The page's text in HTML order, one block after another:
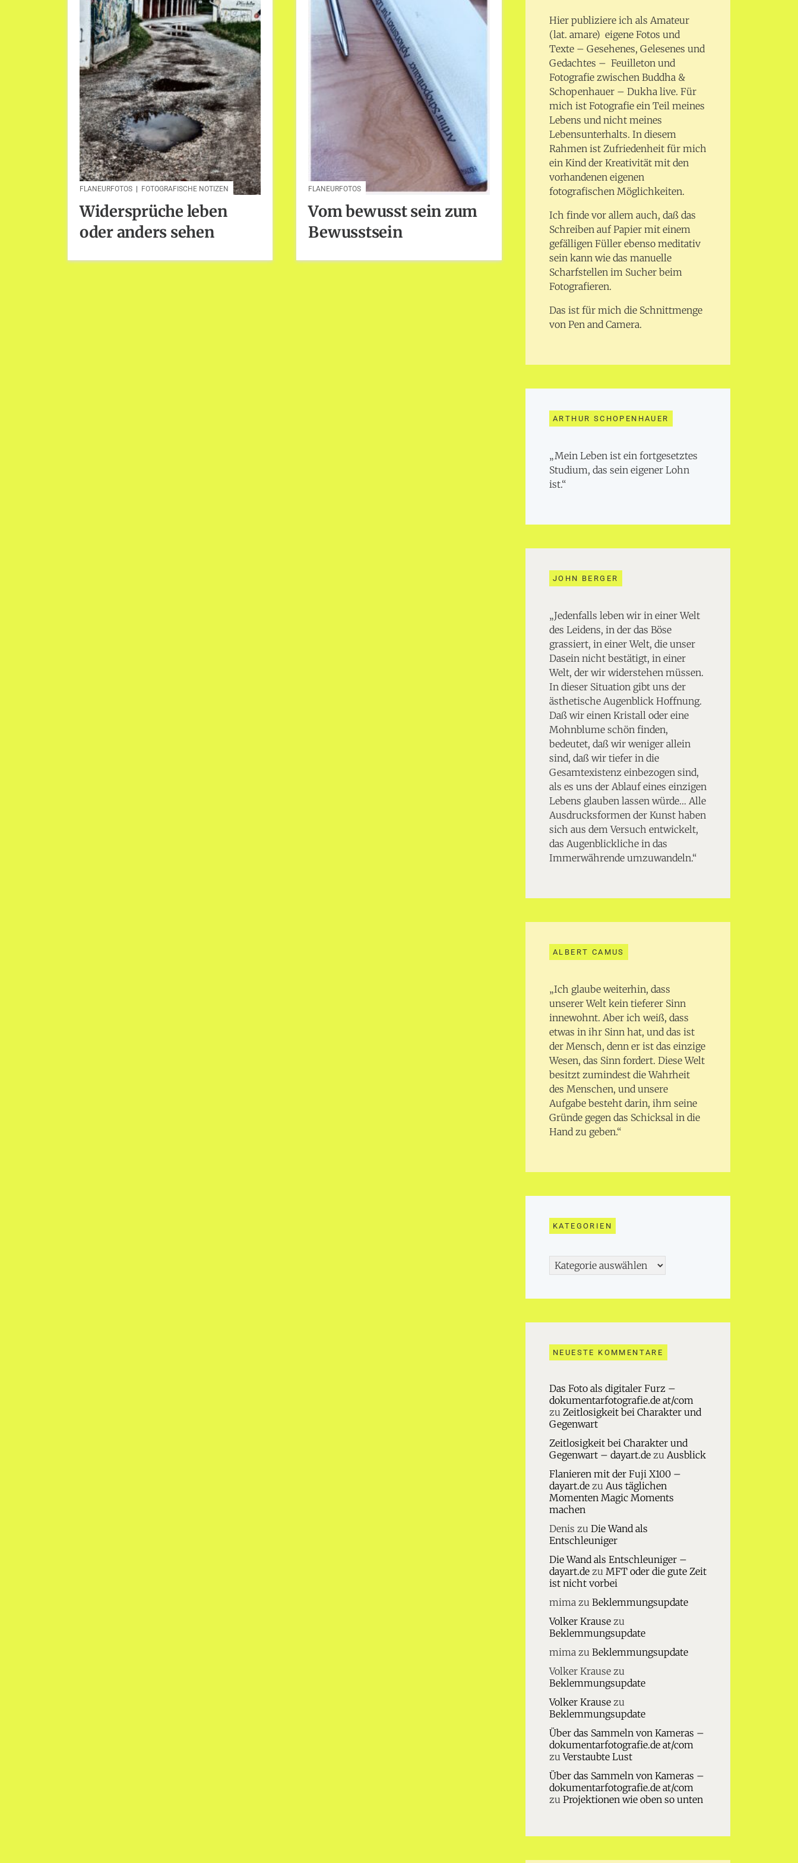
FLANEURFOTOS FOTOGRAFISCHE NOTIZEN
Widersprüche leben
oder anders sehen
FLANEURFOTOS
Vom bewusst sein zum
Bewusstsein
Hier publiziere ich als Amateur
(lat. amare) eigene Fotos und
Texte – Gesehenes, Gelesenes und
Gedachtes – Feuilleton und
Fotografie zwischen Buddha &
Schopenhauer – Dukha live. Für
mich ist Fotografie ein Teil meines
Lebens und nicht meines
Lebensunterhalts. In diesem
Rahmen ist Zufriedenheit für mich
ein Kind der Kreativität mit den
vorhandenen eigenen
fotografischen Möglichkeiten.
Ich finde vor allem auch, daß das
Schreiben auf Papier mit einem
gefälligen Füller ebenso meditativ
sein kann wie das manuelle
Scharfstellen im Sucher beim
Fotografieren.
Das ist für mich die Schnittmenge
von Pen and Camera.
ARTHUR SCHOPENHAUER
„Mein Leben ist ein fortgesetztes
Studium, das sein eigener Lohn
ist.“
JOHN BERGER
„Jedenfalls leben wir in einer Welt
des Leidens, in der das Böse
grassiert, in einer Welt, die unser
Dasein nicht bestätigt, in einer
Welt, der wir widerstehen müssen.
In dieser Situation gibt uns der
ästhetische Augenblick Hoffnung.
Daß wir einen Kristall oder eine
Mohnblume schön finden,
bedeutet, daß wir weniger allein
sind, daß wir tiefer in die
Gesamtexistenz einbezogen sind,
als es uns der Ablauf eines einzigen
Lebens glauben lassen würde… Alle
Ausdrucksformen der Kunst haben
sich aus dem Versuch entwickelt,
das Augenblickliche in das
Immerwährende umzuwandeln.“
ALBERT CAMUS
„Ich glaube weiterhin, dass
unserer Welt kein tieferer Sinn
innewohnt. Aber ich weiß, dass
etwas in ihr Sinn hat, und das ist
der Mensch, denn er ist das einzige
Wesen, das Sinn fordert. Diese Welt
besitzt zumindest die Wahrheit
des Menschen, und unsere
Aufgabe besteht darin, ihm seine
Gründe gegen das Schicksal in die
Hand zu geben.“
KATEGORIEN
Kategorien
NEUESTE KOMMENTARE
Das Foto als digitaler Furz –
dokumentarfotografie.de at/com
zu Zeitlosigkeit bei Charakter und
Gegenwart
Zeitlosigkeit bei Charakter und
Gegenwart – dayart.dezu Ausblick
Flanieren mit der Fuji X100 –
dayart.dezu Aus täglichen
Momenten Magic Moments
machen
Denis zu Die Wand als
Entschleuniger
Die Wand als Entschleuniger –
dayart.dezu MFT oder die gute Zeit
ist nicht vorbei
mimazu Beklemmungsupdate
Volker Krausezu
Beklemmungsupdate
mimazu Beklemmungsupdate
Volker Krausezu
Beklemmungsupdate
Volker Krausezu
Beklemmungsupdate
Über das Sammeln von Kameras –
dokumentarfotografie.de at/com
zuVerstaubte Lust
Über das Sammeln von Kameras –
dokumentarfotografie.de at/com
zu Projektionen wie oben so unten